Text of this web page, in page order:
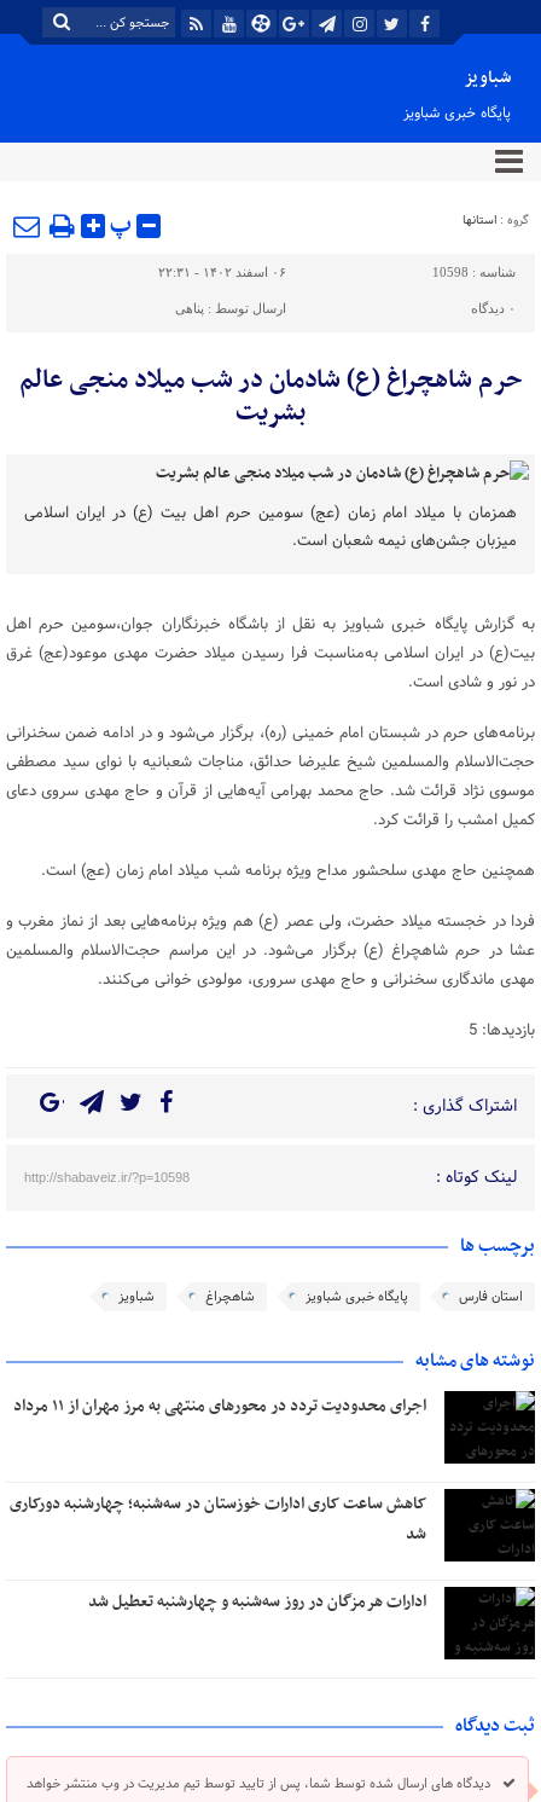
شباویز
پایگاه خبری شباویز
گروه : استانها پ
شناسه : 10598 ۰۶ اسفند ۱۴۰۲ - ۲۲:۳۱
۰ دیدگاه ارسال توسط : پناهی
حرم شاهچراغ (ع) شادمان در شب میلاد منجی عالم
بشریت
همزمان با میلاد امام زمان (عج) سومین حرم اهل بیت (ع) در ایران اسلامی
میزبان جشن‌های نیمه شعبان است.
به گزارش پایگاه خبری شباویز به نقل از باشگاه خبرنگاران جوان،سومین حرم اهل
بیت(ع) در ایران اسلامی به‌مناسبت فرا رسیدن میلاد حضرت مهدی موعود(عج) غرق
در نور و شادی است.
برنامه‌های حرم در شبستان امام خمینی (ره)، برگزار می‌شود و در ادامه ضمن سخنرانی
حجت‌الاسلام والمسلمین شیخ علیرضا حدائق، مناجات شعبانیه با نوای سید مصطفی
موسوی نژاد قرائت شد. حاج محمد بهرامی آیه‌هایی از قرآن و حاج مهدی سروی دعای
کمیل امشب را قرائت کرد.
همچنین حاج مهدی سلحشور مداح ویژه برنامه شب میلاد امام زمان (عج) است.
فردا در خجسته میلاد حضرت، ولی عصر (ع) هم ویژه برنامه‌هایی بعد از نماز مغرب و
عشا در حرم شاهچراغ (ع) برگزار می‌شود. در این مراسم حجت‌الاسلام والمسلمین
مهدی ماندگاری سخنرانی و حاج مهدی سروری، مولودی خوانی می‌کنند.
بازدیدها: 5
اشتراک گذاری :
لینک کوتاه : http://shabaveiz.ir/?p=10598
برچسب ها
استان فارس پایگاه خبری شباویز شاهچراغ شباویز
نوشته های مشابه
اجرای محدودیت تردد در محورهای منتهی به مرز مهران از ۱۱ مرداد
کاهش ساعت کاری ادارات خوزستان در سه‌شنبه؛ چهارشنبه دورکاری
شد
ادارات هرمزگان در روز سه‌شنبه و چهارشنبه تعطیل شد
ثبت دیدگاه
دیدگاه های ارسال شده توسط شما، پس از تایید توسط تیم مدیریت در وب منتشر خواهد